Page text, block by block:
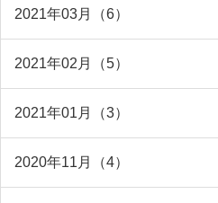
2021年03月（6）
2021年02月（5）
2021年01月（3）
2020年11月（4）